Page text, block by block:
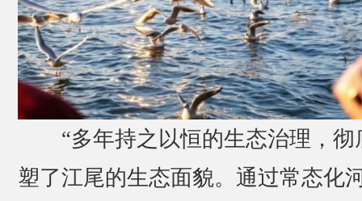
“多年持之以恒的生态治理，彻
塑了江尾的生态面貌。通过常态化